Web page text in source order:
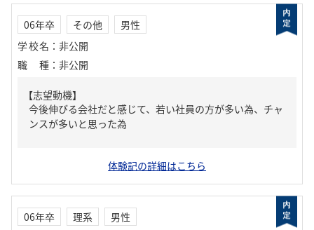
06年卒 その他
男性
学校名 ： 非公開
職種 ： 非公開
【志望動機】
今後伸びる会社だと感じて、若い社員の方が多い為、チャ
ンスが多いと思った為
体験記の詳細はこちら
06年卒 理系
男性